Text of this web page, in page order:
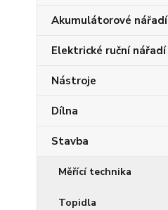
Akumulátorové nářadí
Elektrické ruční nářadí
Nástroje
Dílna
Stavba
Měřící technika
Topidla